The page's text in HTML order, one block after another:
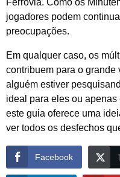
Ferrovia. Como os
jogadores podem
preocupações.
Em qualquer caso, os
contribuem para o
alguém estiver
ideal para eles ou
este guia oferece uma
ver todos os desfechos
Facebook